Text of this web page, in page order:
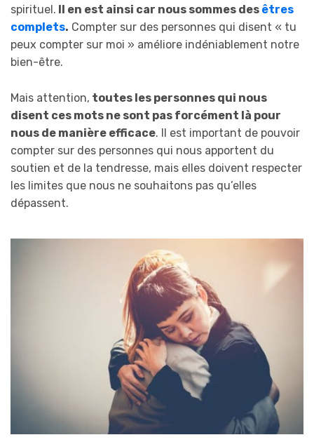
spirituel. Il en est ainsi car nous sommes des êtres
complets. Compter sur des personnes qui disent « tu
peux compter sur moi » améliore indéniablement notre
bien-être.
Mais attention, toutes les personnes qui nous
disent ces mots ne sont pas forcément là pour
nous de manière efficace. Il est important de pouvoir
compter sur des personnes qui nous apportent du
soutien et de la tendresse, mais elles doivent respecter
les limites que nous ne souhaitons pas qu’elles
dépassent.